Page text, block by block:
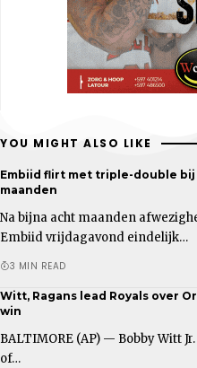
YOU MIGHT ALSO LIKE
Embiid flirt met triple-double
maanden
Na bijna acht maanden
Embiid vrijdagavond eindelijk…
3 MIN READ
Witt, Ragans lead Royals over
win
BALTIMORE (AP) — Bobby Witt
of…